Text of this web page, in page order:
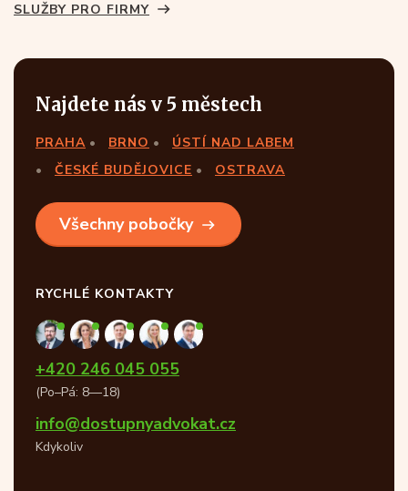
SLUŽBY PRO FIRMY
Najdete nás v 5 městech
PRAHA BRNO
ÚSTÍ NAD LABEM
ČESKÉ BUDĚJOVICE
OSTRAVA
Všechny pobočky
RYCHLÉ KONTAKTY
+420 246 045 055
(Po–Pá: 8—18)
info@dostupnyadvokat.cz
Kdykoliv